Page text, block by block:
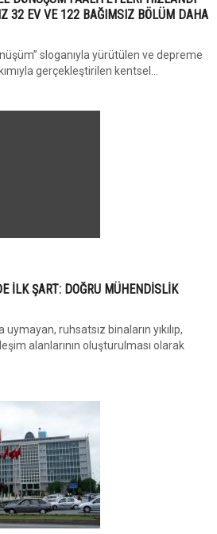
32 EV VE 122 BAĞIMSIZ BÖLÜM DAHA
sloganıyla yürütülen ve depreme
gerçekleştirilen kentsel...
İLK ŞART: DOĞRU MÜHENDİSLİK
ruhsatsız binaların yıkılıp,
alanlarının oluşturulması olarak